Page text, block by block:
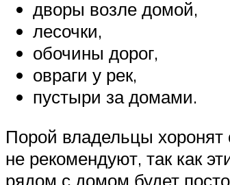
дворы возле домой,
лесочки,
обочины дорог,
овраги у рек,
пустыри за домами.
Порой владельцы
не рекомендуют, так как
рядом с домом будет